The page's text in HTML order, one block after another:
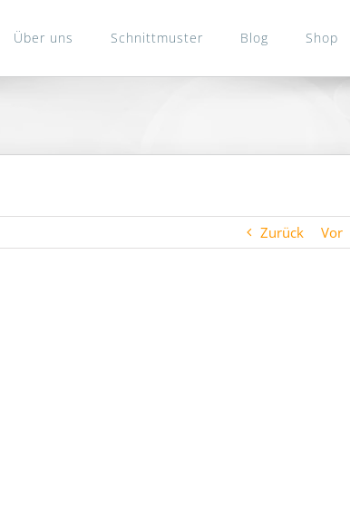
Über uns Schnittmuster Blog Shop
Zurück Vor